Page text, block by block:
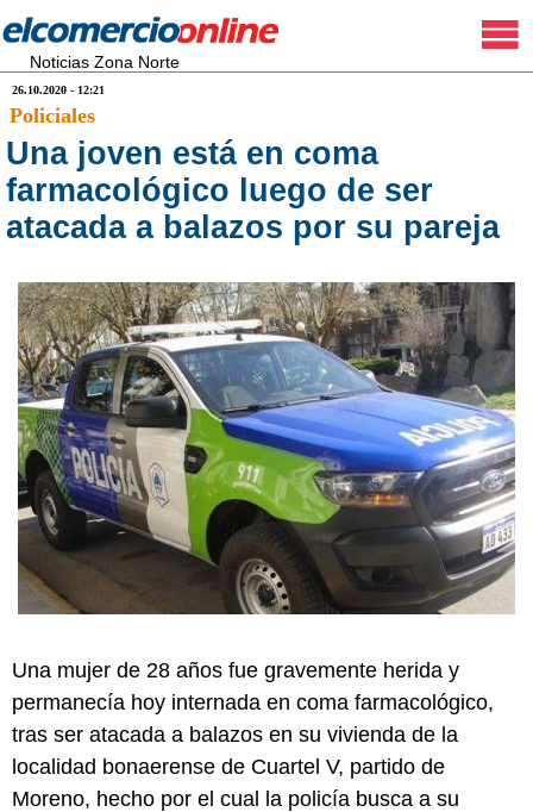
Noticias Zona Norte
26.10.2020 - 12:21
Policiales
Una joven está en coma
farmacológico luego de ser
atacada a balazos por su pareja
Una mujer de 28 años fue gravemente herida y
permanecía hoy internada en coma farmacológico,
tras ser atacada a balazos en su vivienda de la
localidad bonaerense de Cuartel V, partido de
Moreno, hecho por el cual la policía busca a su